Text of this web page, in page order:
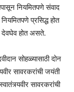
नियमितपणे संवाद
प्रसिद्ध होत
देवघेव होत असते.
सोहळ्यासाठी दोन
सावरकरांची जयंती
सावरकरांची